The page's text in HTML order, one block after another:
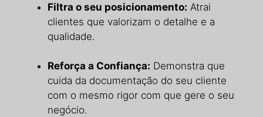
Filtra o seu posicionamento: Atrai
clientes que valorizam o detalhe e a
qualidade.
Reforça a Confiança: Demonstra que
cuida da documentação do seu cliente
com o mesmo rigor com que gere o seu
negócio.